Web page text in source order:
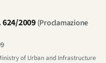
2009(Proclamazione
of Urban and Infrastructure